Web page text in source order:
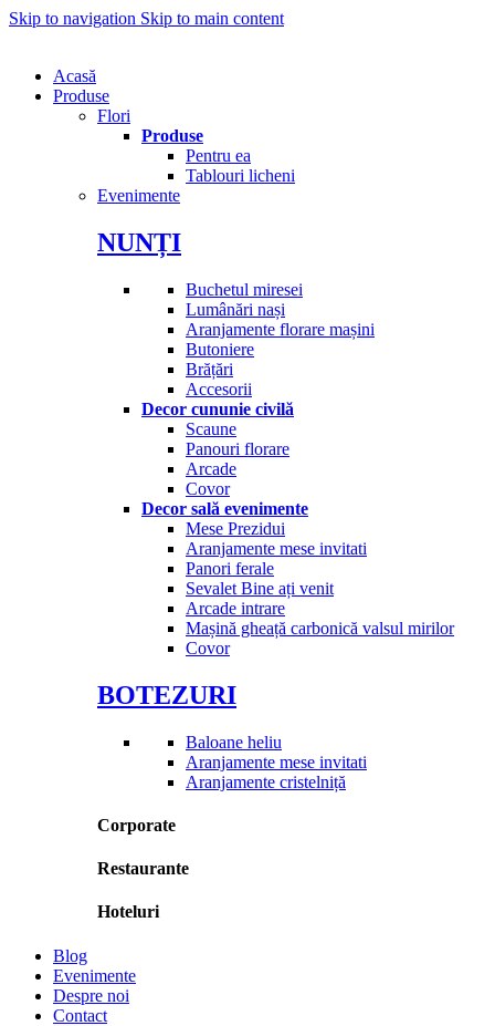
Skip to navigation Skip to main content
Acasă
Produse
Flori
Produse
Pentru ea
Tablouri licheni
Evenimente
NUNȚI
Buchetul miresei
Lumânări nași
Aranjamente florare mașini
Butoniere
Brățări
Accesorii
Decor cununie civilă
Scaune
Panouri florare
Arcade
Covor
Decor sală evenimente
Mese Prezidui
Aranjamente mese invitati
Panori ferale
Sevalet Bine ați venit
Arcade intrare
Mașină gheață carbonică valsul mirilor
Covor
BOTEZURI
Baloane heliu
Aranjamente mese invitati
Aranjamente cristelniță
Corporate
Restaurante
Hoteluri
Blog
Evenimente
Despre noi
Contact